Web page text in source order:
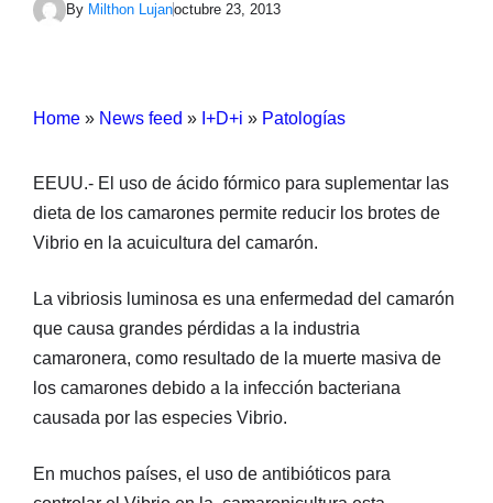
By Milthon Lujanoctubre 23, 2013
Home » News feed » I+D+i » Patologías
EEUU.- El uso de ácido fórmico para suplementar las
dieta de los camarones permite reducir los brotes de
Vibrio en la acuicultura del camarón.
La vibriosis luminosa es una enfermedad del camarón
que causa grandes pérdidas a la industria
camaronera, como resultado de la muerte masiva de
los camarones debido a la infección bacteriana
causada por las especies Vibrio.
En muchos países, el uso de antibióticos para